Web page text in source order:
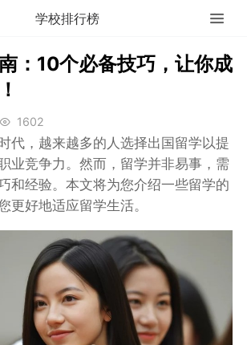
学校排行榜
：10个必备技巧，让你成
1602
代，越来越多的人选择出国留学以提
业竞争力。然而，留学并非易事，需
和经验。本文将为您介绍一些留学的
更好地适应留学生活。